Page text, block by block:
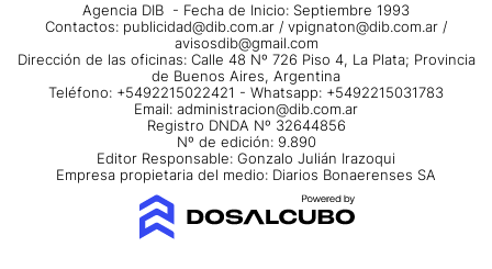
Agencia DIB - Fecha de Inicio: Septiembre 1993
Contactos: publicidad@dib.com.ar / vpignaton@dib.com.ar /
avisosdib@gmail.com
Dirección de las oficinas: Calle 48 Nº 726 Piso 4, La Plata; Provincia
de Buenos Aires, Argentina
Teléfono: +5492215022421 - Whatsapp: +5492215031783
Email: administracion@dib.com.ar
Registro DNDA Nº 32644856
Nº de edición: 9.890
Editor Responsable: Gonzalo Julián Irazoqui
Empresa propietaria del medio: Diarios Bonaerenses SA